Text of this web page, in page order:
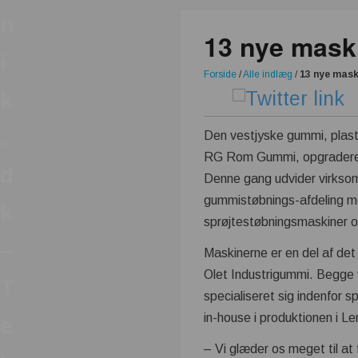
13 nye
Forside /Alle indlæg / 13 nye
Den vestjyske gummi,
RG Rom Gummi,
Denne gang udvider
gummistøbnings-afdeling
sprøjtestøbningsmaskiner
Maskinerne er en del af
Olet Industrigummi.
specialiseret sig indenfor
in-house i produktionen i
– Vi glæder os meget til at